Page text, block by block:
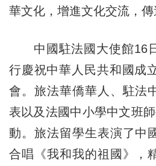
華文化，增進文化交流，傳
中國駐法國大使館16
行慶祝中華人民共和國成
會。旅法華僑華人、駐法
表以及法國中小學中文班
動。旅法留學生表演了中
合唱《我和我的祖國》，